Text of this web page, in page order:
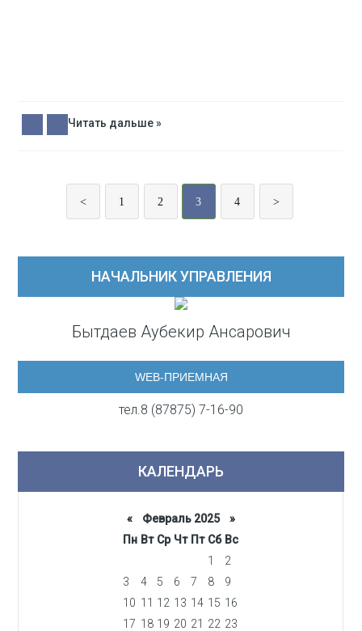
Читать дальше »
< 1 2 3 4 >
НАЧАЛЬНИК УПРАВЛЕНИЯ
Бытдаев Аубекир Ансарович
WEB-ПРИЕМНАЯ
тел.8 (87875) 7-16-90
КАЛЕНДАРЬ
«Февраль 2025 »
Пн Вт Ср Чт Пт Сб Вс
1
2
3
4 5 6 7 8
9
10 11 12 13 14 15 16
17 18 19 20 21 22 23